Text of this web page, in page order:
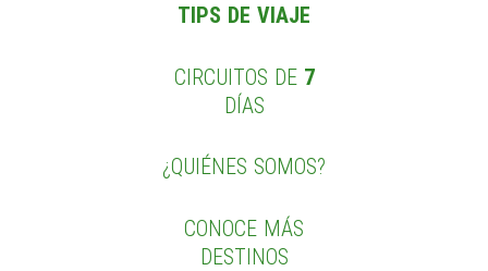
TIPS DE VIAJE
CIRCUITOS DE 7
DÍAS
¿QUIÉNES SOMOS?
CONOCE MÁS
DESTINOS